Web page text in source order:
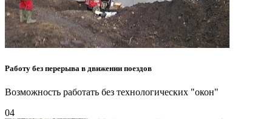
Работу без перерыва в движении поездов
Возможность работать без технологических "окон"
04